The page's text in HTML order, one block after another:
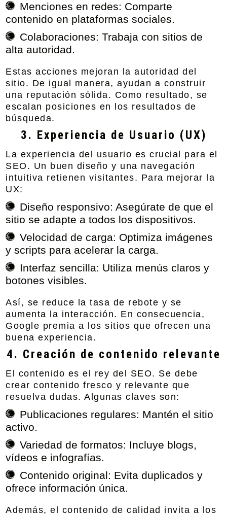
Menciones en redes: Comparte
contenido en plataformas sociales.
Colaboraciones: Trabaja con sitios de
alta autoridad.
Estas acciones mejoran la autoridad del
sitio. De igual manera, ayudan a construir
una reputación sólida. Como resultado, se
escalan posiciones en los resultados de
búsqueda.
3. Experiencia de Usuario (UX)
La experiencia del usuario es crucial para el
SEO. Un buen diseño y una navegación
intuitiva retienen visitantes. Para mejorar la
UX:
Diseño responsivo: Asegúrate de que el
sitio se adapte a todos los dispositivos.
Velocidad de carga: Optimiza imágenes
y scripts para acelerar la carga.
Interfaz sencilla: Utiliza menús claros y
botones visibles.
Así, se reduce la tasa de rebote y se
aumenta la interacción. En consecuencia,
Google premia a los sitios que ofrecen una
buena experiencia.
4. Creación de contenido relevante
El contenido es el rey del SEO. Se debe
crear contenido fresco y relevante que
resuelva dudas. Algunas claves son:
Publicaciones regulares: Mantén el sitio
activo.
Variedad de formatos: Incluye blogs,
vídeos e infografías.
Contenido original: Evita duplicados y
ofrece información única.
Además, el contenido de calidad invita a los